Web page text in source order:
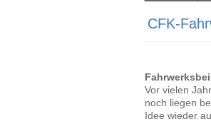
CFK-
Vor vielen
noch liegen
Idee wieder